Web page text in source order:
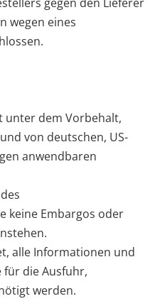
gegen den Lieferer
wegen eines
unter dem Vorbehalt,
von deutschen, US-
anwendbaren
keine Embargos oder
alle Informationen und
die Ausfuhr,
werden.